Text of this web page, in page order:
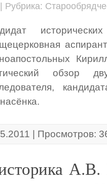
обзор
| Просмотров:
А.В.